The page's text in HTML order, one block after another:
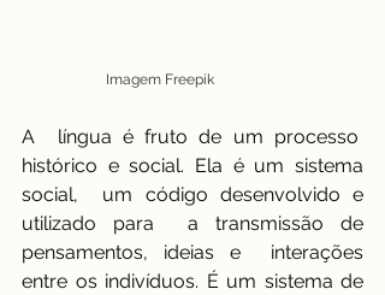
  Imagem Freepik
A  língua é fruto de um processo
histórico e social. Ela é um sistema
social,  um código desenvolvido e
utilizado para  a transmissão de
pensamentos, ideias e  interações
entre os indivíduos. É um sistema de